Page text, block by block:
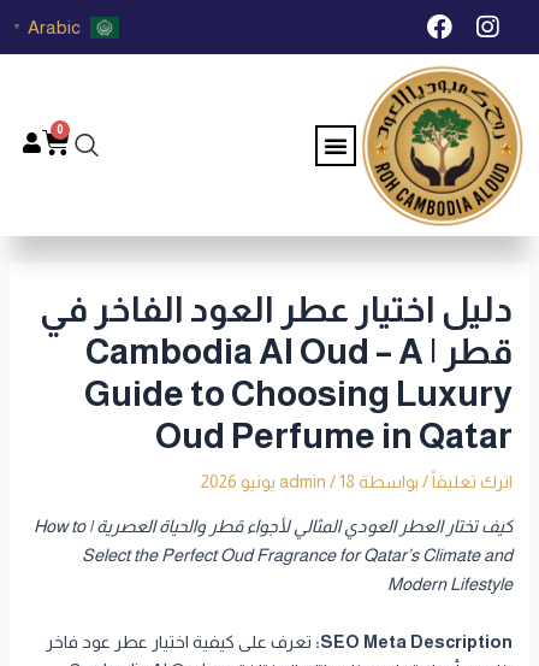
تخطي I
n
s
t
a
g
r
a
m
F
a
c
e
b
o
o
k
Arabic
▼
Menu
0
دليل اختيار عطر العود الفاخر في
قطر | Cambodia Al Oud – A
Guide to Choosing Luxury
Oud Perfume in Qatar
اترك تعليقاً / بواسطة admin /18 يونيو 2026
كيف تختار العطر العودي المثالي لأجواء قطر والحياة العصرية | How to
Select the Perfect Oud Fragrance for Qatar’s Climate and
Modern Lifestyle
SEO Meta Description: تعرف على كيفية اختيار عطر عود فاخر
Post
navigation